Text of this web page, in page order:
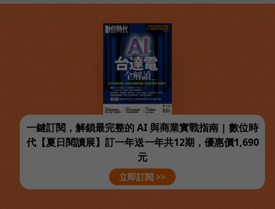
一鍵訂閱，解鎖最完整的 AI 與商業實戰指南 | 數位時
代【夏日閱讀展】訂一年送一年共12期，優惠價1,690
元
立即訂閱 >>